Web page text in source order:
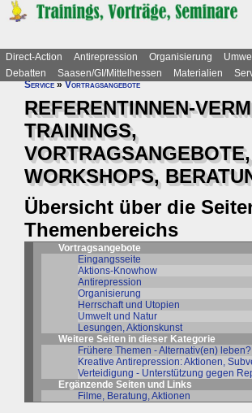
Direct-Action Antirepression Organisierung
Debatten
Saasen/GI/Mittelhessen Materialien
Service»Vortragsangebote
REFERENTINNEN-
TRAININGS,
VORTRAGSANGEBOTE,
WORKSHOPS,
Übersicht über die
Themenbereichs
Vortragsangebote
Eingangsseite
Aktions-Knowhow
Antirepression
Organisierung
Herrschaft und Utopien
Umwelt und Natur
Lesungen, Aktionskunst
Weitere Seiten in dieser Kategorie
Frühere Themen - Alternativ(en) leben?
Kreative Antirepression: Aktionen,
Verteidigung - Unterstützung gegen
Ergänzende Seiten und Links
Filme, Beratung, Aktionen